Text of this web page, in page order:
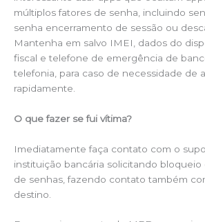
múltiplos fatores de senha, incluindo
senha encerramento de sessão ou
Mantenha em salvo IMEI, dados do
fiscal e telefone de emergência de
telefonia, para caso de necessidade de
rapidamente.
O que fazer se fui vítima?
Imediatamente faça contato com o
instituição bancária solicitando
de senhas, fazendo contato também
destino.